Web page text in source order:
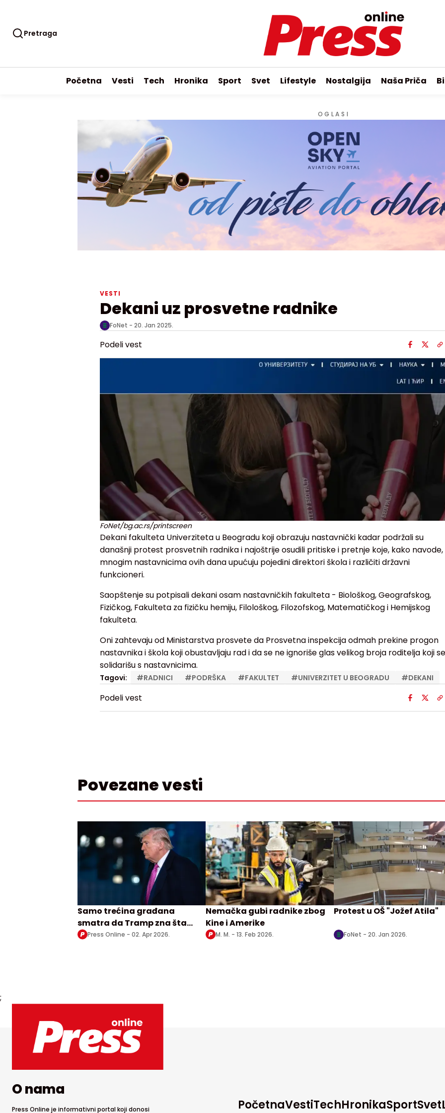
Pretraga
Početna Vesti Tech Hronika Sport Svet Lifestyle Nostalgija Naša Priča
OGLASI
VESTI
Dekani uz prosvetne radnike
FoNet - 20. Jan 2025.
Podeli vest
FoNet/bg.ac.rs/printscreen
Dekani fakulteta Univerziteta u Beogradu koji obrazuju nastavnički kadar podržali su
današnji protest prosvetnih radnika i najoštrije osudili pritiske i pretnje koje, kako navode,
mnogim nastavnicima ovih dana upućuju pojedini direktori škola i različiti državni
funkcioneri.
Saopštenje su potpisali dekani osam nastavničkih fakulteta - Biološkog, Geografskog,
Fizičkog, Fakulteta za fizičku hemiju, Filološkog, Filozofskog, Matematičkog i Hemijskog
fakulteta.
Oni zahtevaju od Ministarstva prosvete da Prosvetna inspekcija odmah prekine progon
nastavnika i škola koji obustavljaju rad i da se ne ignoriše glas velikog broja roditelja koji se
solidarišu s nastavnicima.
Tagovi: #RADNICI #PODRŠKA #FAKULTET #UNIVERZITET U BEOGRADU #DEKANI
Podeli vest
Povezane vesti
Samo trećina građana
smatra da Tramp zna šta
radi u Iranu
Press Online - 02. Apr 2026.
Nemačka gubi radnike zbog
Kine i Amerike
M. M. - 13. Feb 2026.
Protest u OŠ "Jožef Atila"
FoNet - 20. Jan 2026.
;
O nama
Press Online je informativni portal koji donosi PočetnaVestiTechHronikaSportSvet